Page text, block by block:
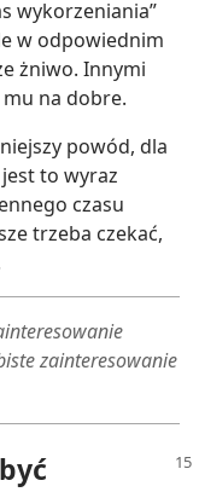
wykorzeniania”
w odpowiednim
żniwo. Innymi
na dobre.
powód, dla
to wyraz
czasu
trzeba czekać,
zainteresowanie